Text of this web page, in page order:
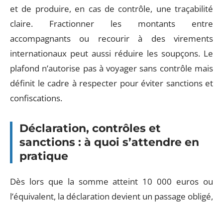
et de produire, en cas de contrôle, une traçabilité
claire. Fractionner les montants entre
accompagnants ou recourir à des virements
internationaux peut aussi réduire les soupçons. Le
plafond n’autorise pas à voyager sans contrôle mais
définit le cadre à respecter pour éviter sanctions et
confiscations.
Déclaration, contrôles et
sanctions : à quoi s’attendre en
pratique
Dès lors que la somme atteint 10 000 euros ou
l’équivalent, la déclaration devient un passage obligé,